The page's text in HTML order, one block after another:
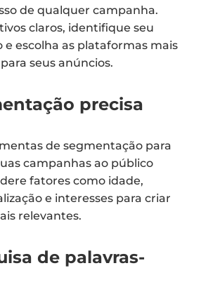
de qualquer campanha.
claros, identifique seu
e escolha as plataformas mais
seus anúncios.
precisa
de segmentação para
campanhas ao público
fatores como idade,
e interesses para criar
relevantes.
de palavras-